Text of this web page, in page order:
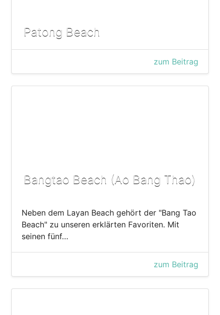
Patong Beach
zum Beitrag
Bangtao Beach (Ao Bang Thao)
Neben dem Layan Beach gehört der "Bang Tao
Beach" zu unseren erklärten Favoriten. Mit
seinen fünf…
zum Beitrag